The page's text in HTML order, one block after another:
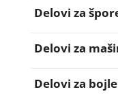
Dihtunzi za sudo
Elektroventili za
Filteri za sudo
Aqua filteri za
Dihtunzi za
Elektronika za
Delovi za
Dihtunzi za
Dugmad za
Delovi za
Dihtunzi mašine
Delovi za